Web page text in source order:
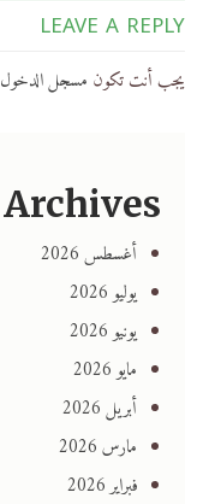
LEAVE A REPLY
يجب أنت تكون مسجل الدخول
Archives
أغسطس 2026
يوليو 2026
يونيو 2026
مايو 2026
أبريل 2026
مارس 2026
فبراير 2026